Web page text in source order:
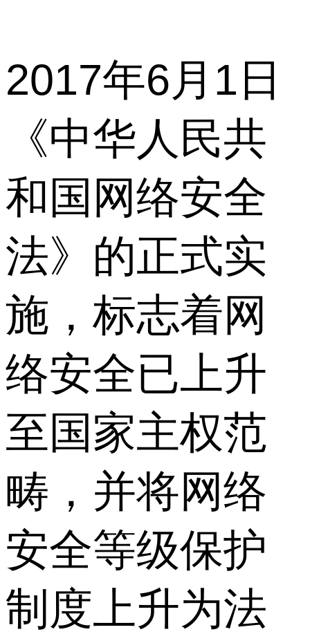
2017年6月1日
《中华人民共
和国网络安全
法》的正式实
施，标志着网
络安全已上升
至国家主权范
畴，并将网络
安全等级保护
制度上升为法